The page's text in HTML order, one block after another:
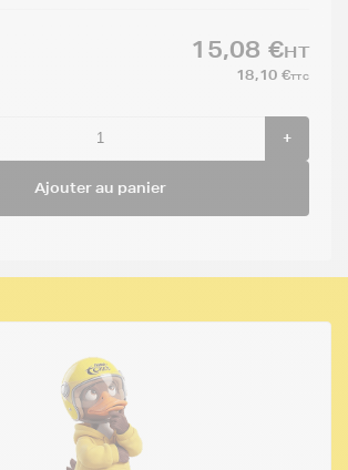
15,08 €HT
18,10 €TTC
+
Ajouter au panier